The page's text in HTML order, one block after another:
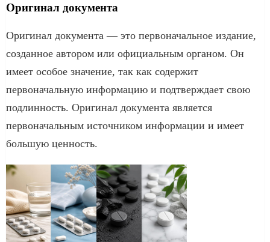
Оригинал документа
Оригинал документа — это первоначальное издание,
созданное автором или официальным органом. Он
имеет особое значение, так как содержит
первоначальную информацию и подтверждает свою
подлинность. Оригинал документа является
первоначальным источником информации и имеет
большую ценность.